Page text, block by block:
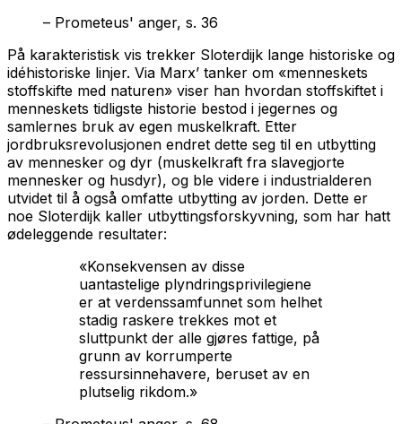
– Prometeus' anger, s. 36
På karakteristisk vis trekker Sloterdijk lange historiske og
idéhistoriske linjer. Via Marx’ tanker om «menneskets
stoffskifte med naturen» viser han hvordan stoffskiftet i
menneskets tidligste historie bestod i jegernes og
samlernes bruk av egen muskelkraft. Etter
jordbruksrevolusjonen endret dette seg til en utbytting
av mennesker og dyr (muskelkraft fra slavegjorte
mennesker og husdyr), og ble videre i industrialderen
utvidet til å også omfatte utbytting av jorden. Dette er
noe Sloterdijk kaller utbyttingsforskyvning, som har hatt
ødeleggende resultater:
«Konsekvensen av disse
uantastelige plyndringsprivilegiene
er at verdenssamfunnet som helhet
stadig raskere trekkes mot et
sluttpunkt der alle gjøres fattige, på
grunn av korrumperte
ressursinnehavere, beruset av en
plutselig rikdom.»